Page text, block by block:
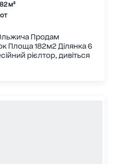
м²
Продам
Площа 182м2 Ділянка 6
рієлтор, дивіться